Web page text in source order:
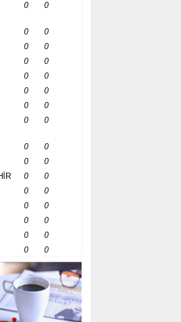
0 0
0
0
0
0
0
0
0
0
0
0
0
0
0 0
0
0
0
0
0
0
0
0
0
0
0
0
0
0
0 0